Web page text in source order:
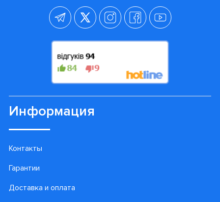
Информация
Контакты
Гарантии
Доставка и оплата